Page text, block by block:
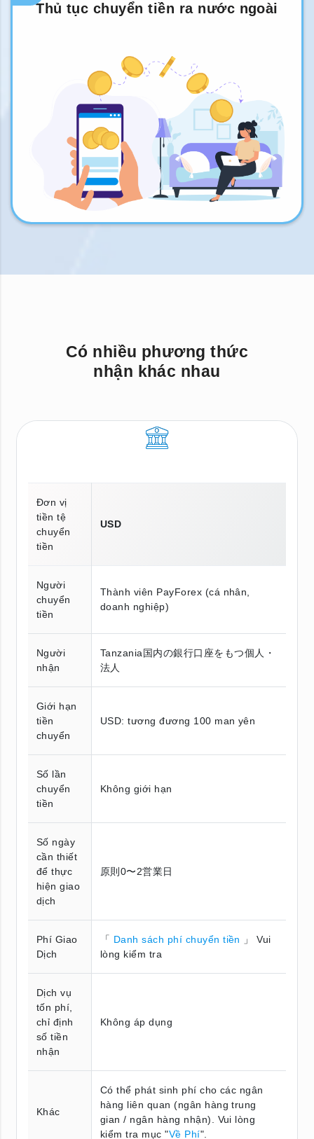
Thủ tục chuyển tiền ra nước ngoài
Có nhiều phương thức
nhận khác nhau
Đơn vị
tiền tệ
chuyển
tiền
USD
Người
chuyển
tiền
Thành viên PayForex (cá nhân,
doanh nghiệp)
Người
nhận
Tanzania国内の銀行口座をもつ個人・
法人
Giới hạn
tiền
chuyển
USD: tương đương 100 man yên
Số lần
chuyển
tiền
Không giới hạn
Số ngày
cần thiết
để thực
hiện giao
dịch
原則0〜2営業日
Phí Giao
Dịch
「 Danh sách phí chuyển tiền
」 Vui
lòng kiểm tra
Dịch vụ
tốn phí,
chỉ định
số tiền
nhận
Không áp dụng
Khác
Có thể phát sinh phí cho các ngân
hàng liên quan (ngân hàng trung
gian / ngân hàng nhận). Vui lòng
kiểm tra mục "Về Phí".